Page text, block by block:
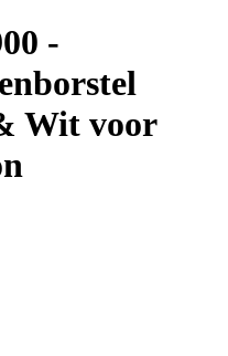
-
Wit voor